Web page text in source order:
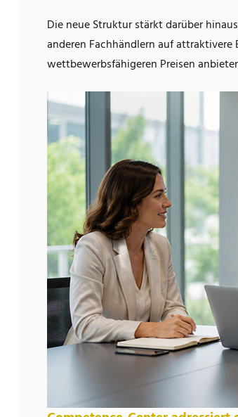
Die neue Struktur stärkt darüber
anderen Fachhändlern auf
wettbewerbsfähigeren Preisen